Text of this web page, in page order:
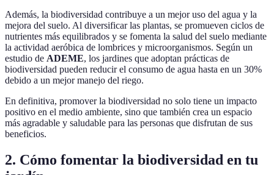
Además, la biodiversidad contribuye a un mejor uso del agua y la
mejora del suelo. Al diversificar las plantas, se promueven ciclos de
nutrientes más equilibrados y se fomenta la salud del suelo mediante
la actividad aeróbica de lombrices y microorganismos. Según un
estudio de ADEME, los jardines que adoptan prácticas de
biodiversidad pueden reducir el consumo de agua hasta en un 30%
debido a un mejor manejo del riego.
En definitiva, promover la biodiversidad no solo tiene un impacto
positivo en el medio ambiente, sino que también crea un espacio
más agradable y saludable para las personas que disfrutan de sus
beneficios.
2. Cómo fomentar la biodiversidad en tu